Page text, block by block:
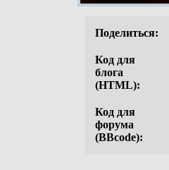
Поделиться:
Код для
блога
(HTML):
Код для
форума
(BBcode):